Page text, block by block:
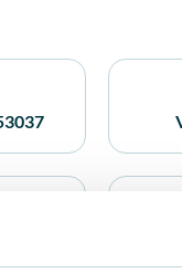
stupiremo a ritrovare
nelle pale
e il levriero
aneddoti scemi ed
minuto d'arte" ci
i nostri
il MoMA è lontano
prende il